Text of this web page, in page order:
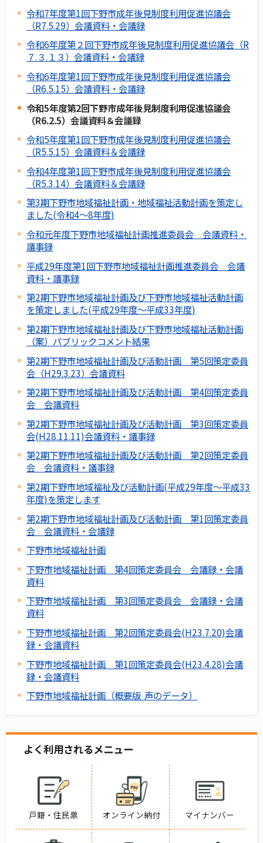
令和7年度第1回下野市成年後見制度利用促進協議会
（R7.5.29）会議資料・会議録
令和6年度第２回下野市成年後見制度利用促進協議会（R
７.３.１３）会議資料・会議録
令和6年度第1回下野市成年後見制度利用促進協議会
（R6.5.15）会議資料・会議録
令和5年度第2回下野市成年後見制度利用促進協議会
（R6.2.5）会議資料＆会議録
令和5年度第1回下野市成年後見制度利用促進協議会
（R5.5.15）会議資料＆会議録
令和4年度第1回下野市成年後見制度利用促進協議会
（R5.3.14）会議資料＆会議録
第3期下野市地域福祉計画・地域福祉活動計画を策定し
ました(令和4～8年度)
令和元年度下野市地域福祉計画推進委員会 会議資料・
議事録
平成29年度第1回下野市地域福祉計画推進委員会 会議
資料・議事録
第2期下野市地域福祉計画及び下野市地域福祉活動計画
を策定しました(平成29年度～平成33年度)
第2期下野市地域福祉計画及び下野市地域福祉活動計画
（案）パブリックコメント結果
第2期下野市地域福祉計画及び活動計画 第5回策定委員
会（H29.3.23）会議資料
第2期下野市地域福祉計画及び活動計画 第4回策定委員
会 会議資料
第2期下野市地域福祉計画及び活動計画 第3回策定委員
会(H28.11.11)会議資料・議事録
第2期下野市地域福祉計画及び活動計画 第2回策定委員
会 会議資料・議事録
第2期下野市地域福祉及び活動計画(平成29年度～平成33
年度)を策定します
第2期下野市地域福祉計画及び活動計画 第1回策定委員
会 会議資料・会議録
下野市地域福祉計画
下野市地域福祉計画 第4回策定委員会 会議録・会議
資料
下野市地域福祉計画 第3回策定委員会 会議録・会議
資料
下野市地域福祉計画 第2回策定委員会(H23.7.20)会議
録・会議資料
下野市地域福祉計画 第1回策定委員会(H23.4.28)会議
録・会議資料
下野市地域福祉計画（概要版 声のデータ）
よく利用されるメニュー
戸籍・住民票 オンライン納付 マイナンバー